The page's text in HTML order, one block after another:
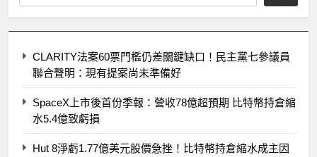
CLARITY法案60票門檻仍差關鍵缺口！民主黨七參議員
聯合聲明：現有提案尚未準備好
SpaceX上市後首份季報：營收78億超預期 比特幣持倉縮
水5.4億致虧損
Hut 8淨虧1.77億美元股價急挫！比特幣持倉縮水成主因